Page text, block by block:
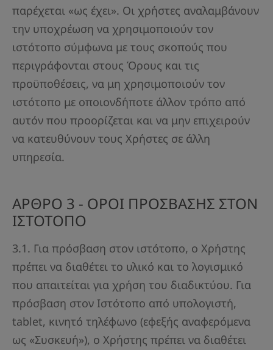
παρέχεται «ως έχει». Οι χρήστες αναλαμβάνουν
την υποχρέωση να χρησιμοποιούν τον
ιστότοπο σύμφωνα με τους σκοπούς που
περιγράφονται στους Όρους και τις
προϋποθέσεις, να μη χρησιμοποιούν τον
ιστότοπο με οποιονδήποτε άλλον τρόπο από
αυτόν που προορίζεται και να μην επιχειρούν
να κατευθύνουν τους Χρήστες σε άλλη
υπηρεσία.
ΑΡΘΡΟ 3 - ΟΡΟΙ ΠΡΟΣΒΑΣΗΣ ΣΤΟΝ
ΙΣΤΟΤΟΠΟ
3.1. Για πρόσβαση στον ιστότοπο, ο Χρήστης
πρέπει να διαθέτει το υλικό και το λογισμικό
που απαιτείται για χρήση του διαδικτύου. Για
πρόσβαση στον Ιστότοπο από υπολογιστή,
tablet, κινητό τηλέφωνο (εφεξής αναφερόμενα
ως «Συσκευή»), ο Χρήστης πρέπει να διαθέτει